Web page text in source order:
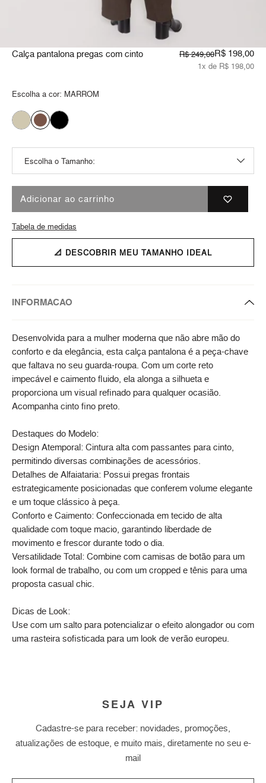
Calça pantalona pregas com cinto R$ 249,00R$ 198,00
1x de R$ 198,00
Escolha a cor: MARROM
Adicionar ao carrinho
Tabela de medidas
📐 DESCOBRIR MEU TAMANHO IDEAL
INFORMACAO
Desenvolvida para a mulher moderna que não abre mão do
conforto e da elegância, esta calça pantalona é a peça-chave
que faltava no seu guarda-roupa. Com um corte reto
impecável e caimento fluido, ela alonga a silhueta e
proporciona um visual refinado para qualquer ocasião.
Acompanha cinto fino preto.
Destaques do Modelo:
Design Atemporal: Cintura alta com passantes para cinto,
permitindo diversas combinações de acessórios.
Detalhes de Alfaiataria: Possui pregas frontais
estrategicamente posicionadas que conferem volume elegante
e um toque clássico à peça.
Conforto e Caimento: Confeccionada em tecido de alta
qualidade com toque macio, garantindo liberdade de
movimento e frescor durante todo o dia.
Versatilidade Total: Combine com camisas de botão para um
look formal de trabalho, ou com um cropped e tênis para uma
proposta casual chic.
Dicas de Look:
Use com um salto para potencializar o efeito alongador ou com
uma rasteira sofisticada para um look de verão europeu.
SEJA VIP
Cadastre-se para receber: novidades, promoções,
atualizações de estoque, e muito mais, diretamente no seu e-
mail